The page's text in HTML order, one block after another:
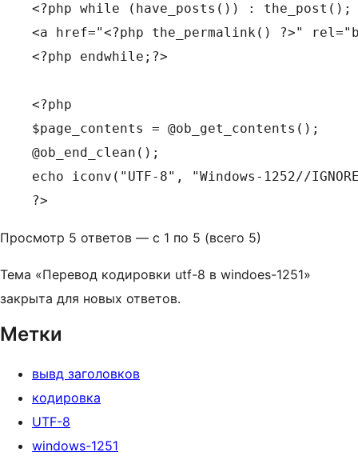
<?php while (have_posts()) : the_post();
<a href="<?php the_permalink() ?>"
<?php endwhile;?>
<?php
$page_contents = @ob_get_contents();
@ob_end_clean();
echo iconv("UTF-8", "Windows-1252//
?>
Просмотр 5 ответов — с 1 по 5 (всего 5)
Тема «Перевод кодировки utf-8 в windoes-1251»
закрыта для новых ответов.
Метки
вывд заголовков
кодировка
UTF-8
windows-1251